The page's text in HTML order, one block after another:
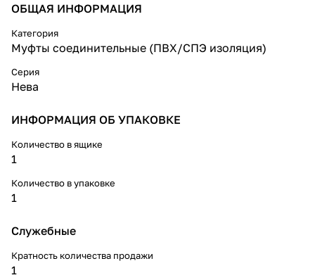
Устанавливается
также в тоннелях, каналах,
коллекторах и других
кабельных сооружениях без
ограничения по уровню
прокладки. Эксплуатируется
относительной влажности
себе высокую
эксплуатационную надежность
Применяется для следующих
основных марок силовых
АВБШв, АВБбШв, АВБВ, АВВБ,
АПвВГ, ВБбШв, ВБШв, ВВБГ,
ПвБбШв, ПвБШв, ПвБШп, ВБВ,
ОБЩАЯ ИНФОРМАЦИЯ
Категория
Муфты соединительные (ПВХ/СПЭ изоляция)
Серия
Нева
ИНФОРМАЦИЯ ОБ УПАКОВКЕ
Количество в ящике
1
Количество в упаковке
1
Служебные
Кратность количества продажи
1